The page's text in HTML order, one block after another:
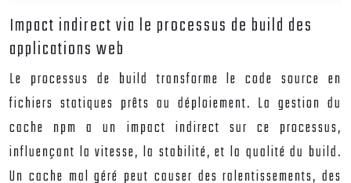
Impact indirect via le processus de build des
applications web
Le processus de build transforme le code source en
fichiers statiques prêts au déploiement. La gestion du
cache npm a un impact indirect sur ce processus,
influençant la vitesse, la stabilité, et la qualité du build.
Un cache mal géré peut causer des ralentissements, des